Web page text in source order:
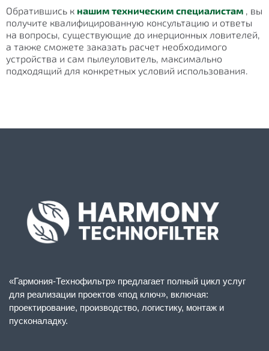
Обратившись к нашим техническим специалистам , вы
получите квалифицированную консультацию и ответы
на вопросы, существующие до инерционных ловителей,
а также сможете заказать расчет необходимого
устройства и сам пылеуловитель, максимально
подходящий для конкретных условий использования.
«Гармония-Технофильтр» предлагает полный цикл услуг
для реализации проектов «под ключ», включая:
проектирование, производство, логистику, монтаж и
пусконаладку.